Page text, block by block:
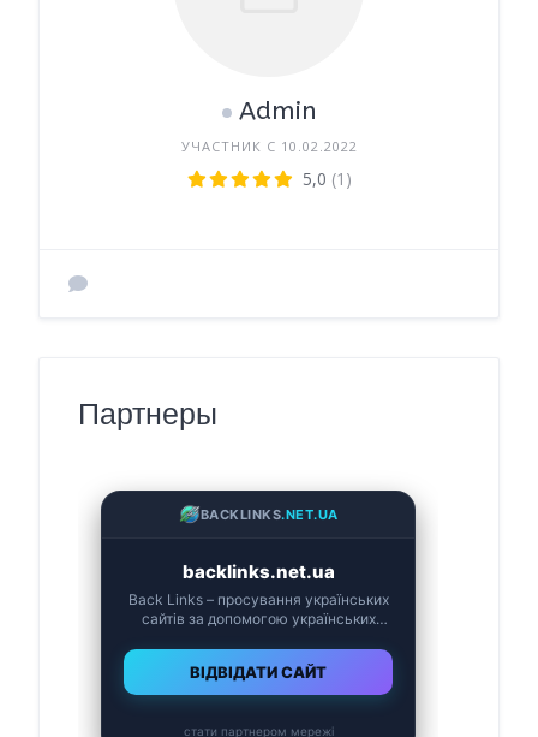
Admin
УЧАСТНИК С 10.02.2022
5,0 (1)
Партнеры